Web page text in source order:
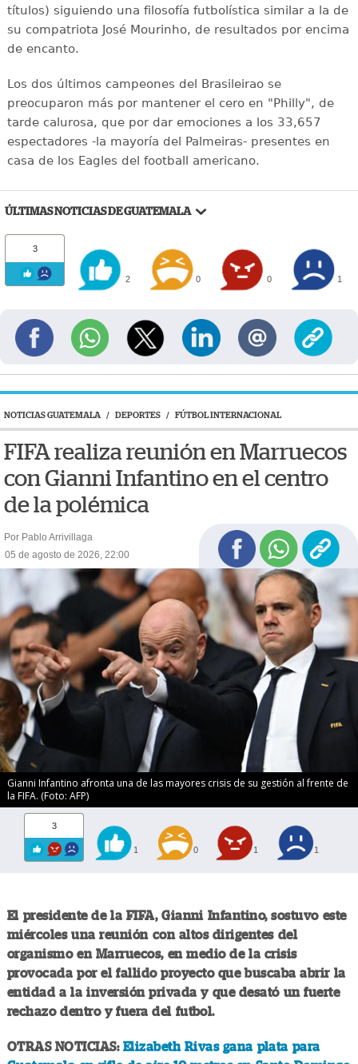
títulos) siguiendo una filosofía futbolística similar a la de
su compatriota José Mourinho, de resultados por encima
de encanto.
Los dos últimos campeones del Brasileirao se
preocuparon más por mantener el cero en "Philly", de
tarde calurosa, que por dar emociones a los 33,657
espectadores -la mayoría del Palmeiras- presentes en
casa de los Eagles del football americano.
ÚLTIMAS NOTICIAS DE GUATEMALA
3
2 0 0 1
NOTICIAS GUATEMALA / DEPORTES / FÚTBOL INTERNACIONAL
FIFA realiza reunión en Marruecos
con Gianni Infantino en el centro
de la polémica
Por Pablo Arrivillaga
05 de agosto de 2026, 22:00
Gianni Infantino afronta una de las mayores crisis de su gestión al frente de
la FIFA. (Foto: AFP)
3
1 0 1 1
El presidente de la FIFA, Gianni Infantino, sostuvo este
miércoles una reunión con altos dirigentes del
organismo en Marruecos, en medio de la crisis
provocada por el fallido proyecto que buscaba abrir la
entidad a la inversión privada y que desató un fuerte
rechazo dentro y fuera del futbol.
OTRAS NOTICIAS: Elizabeth Rivas gana plata para